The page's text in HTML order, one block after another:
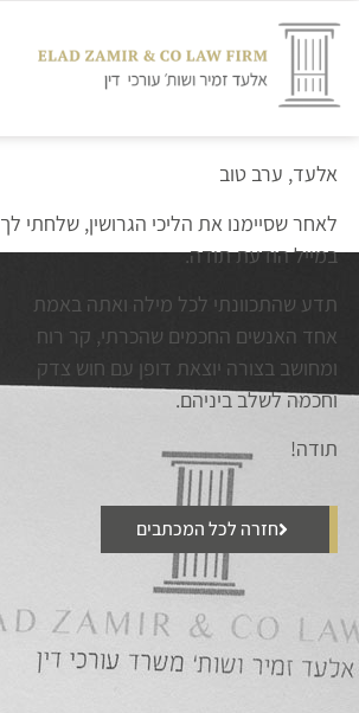
אלעד, ערב טוב
לאחר שסיימנו את הליכי הגרושין, שלחתי לך
במייל הודעת תודה.
תדע שהתכוונתי לכל מילה ואתה באמת
אחד האנשים החכמים שהכרתי, קר רוח
ומחושב בצורה יוצאת דופן עם חוש צדק
וחכמה לשלב ביניהם.
תודה!
חזרה לכל המכתבים